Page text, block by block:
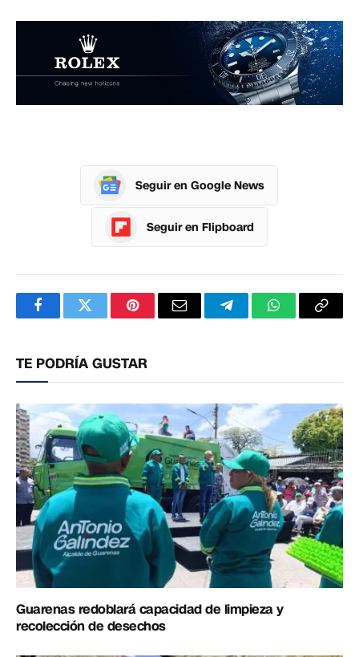
Seguir en Google News
Seguir en Flipboard
FacebookTwitterPinterestCorreoTelegramWhatsApp
TE PODRÍA GUSTAR
Guarenas redoblará capacidad de limpieza y
recolección de desechos